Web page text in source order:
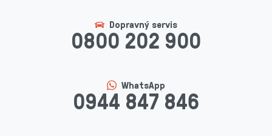
Dopravný servis
0800 202 900
WhatsApp
0944 847 846